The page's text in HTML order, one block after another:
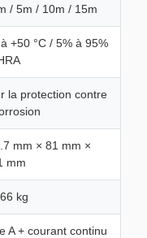
/ 5m / 10m / 15m
+50 °C / 5% à 95%
la protection contre
mm × 81 mm ×
mm
kg
A + courant continu